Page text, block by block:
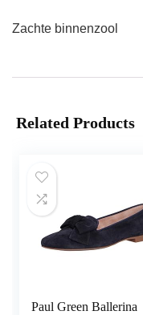
Zachte binnenzool
Related Products
Paul Green Ballerina